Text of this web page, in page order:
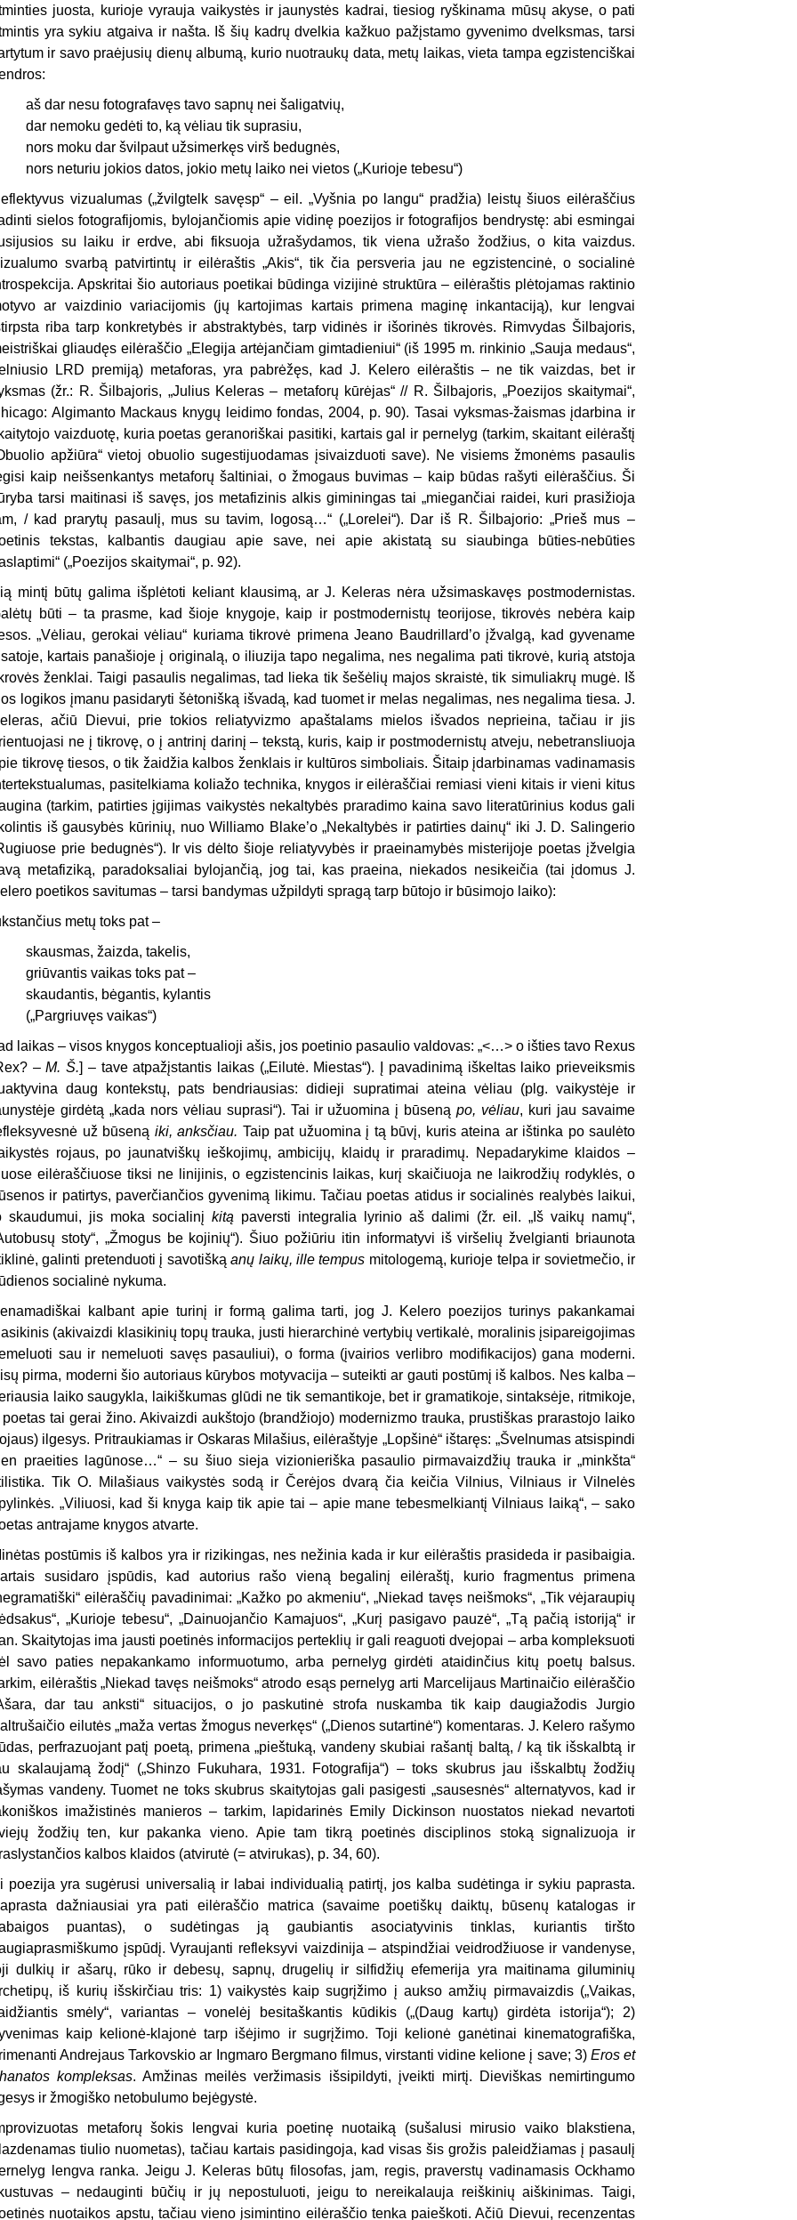
juosta, kurioje vyrauja vaikystės ir jaunystės kadrai, tiesiog ryškinama mūsų akyse, o pati
yra sykiu atgaiva ir našta. Iš šių kadrų dvelkia kažkuo pažįstamo gyvenimo dvelksmas, tarsi
ir savo praėjusių dienų albumą, kurio nuotraukų data, metų laikas, vieta tampa egzistenciškai
aš dar nesu fotografavęs tavo sapnų nei šaligatvių,
dar nemoku gedėti to, ką vėliau tik suprasiu,
nors moku dar švilpaut užsimerkęs virš bedugnės,
nors neturiu jokios datos, jokio metų laiko nei vietos („Kurioje tebesu“)
vizualumas („žvilgtelk savęsp“ – eil. „Vyšnia po langu“ pradžia) leistų šiuos eilėraščius
sielos fotografijomis, bylojančiomis apie vidinę poezijos ir fotografijos bendrystę: abi esmingai
su laiku ir erdve, abi fiksuoja užrašydamos, tik viena užrašo žodžius, o kita vaizdus.
svarbą patvirtintų ir eilėraštis „Akis“, tik čia persveria jau ne egzistencinė, o socialinė
Apskritai šio autoriaus poetikai būdinga vizijinė struktūra – eilėraštis plėtojamas raktinio
ar vaizdinio variacijomis (jų kartojimas kartais primena maginę inkantaciją), kur lengvai
riba tarp konkretybės ir abstraktybės, tarp vidinės ir išorinės tikrovės. Rimvydas Šilbajoris,
gliaudęs eilėraščio „Elegija artėjančiam gimtadieniui“ (iš 1995 m. rinkinio „Sauja medaus“,
LRD premiją) metaforas, yra pabrėžęs, kad J. Kelero eilėraštis – ne tik vaizdas, bet ir
(žr.: R. Šilbajoris, „Julius Keleras – metaforų kūrėjas“ // R. Šilbajoris, „Poezijos skaitymai“,
Algimanto Mackaus knygų leidimo fondas, 2004, p. 90). Tasai vyksmas-žaismas įdarbina ir
vaizduotę, kuria poetas geranoriškai pasitiki, kartais gal ir pernelyg (tarkim, skaitant eilėraštį
apžiūra“ vietoj obuolio sugestijuodamas įsivaizduoti save). Ne visiems žmonėms pasaulis
kaip neišsenkantys metaforų šaltiniai, o žmogaus buvimas – kaip būdas rašyti eilėraščius. Ši
tarsi maitinasi iš savęs, jos metafizinis alkis giminingas tai „miegančiai raidei, kuri prasižioja
/ kad prarytų pasaulį, mus su tavim, logosą…“ („Lorelei“). Dar iš R. Šilbajorio: „Prieš mus –
tekstas, kalbantis daugiau apie save, nei apie akistatą su siaubinga būties-nebūties
(„Poezijos skaitymai“, p. 92).
mintį būtų galima išplėtoti keliant klausimą, ar J. Keleras nėra užsimaskavęs postmodernistas.
būti – ta prasme, kad šioje knygoje, kaip ir postmodernistų teorijose, tikrovės nebėra kaip
„Vėliau, gerokai vėliau“ kuriama tikrovė primena Jeano Baudrillard’o įžvalgą, kad gyvename
kartais panašioje į originalą, o iliuzija tapo negalima, nes negalima pati tikrovė, kurią atstoja
ženklai. Taigi pasaulis negalimas, tad lieka tik šešėlių majos skraistė, tik simuliakrų mugė. Iš
logikos įmanu pasidaryti šėtonišką išvadą, kad tuomet ir melas negalimas, nes negalima tiesa. J.
ačiū Dievui, prie tokios reliatyvizmo apaštalams mielos išvados neprieina, tačiau ir jis
ne į tikrovę, o į antrinį darinį – tekstą, kuris, kaip ir postmodernistų atveju, nebetransliuoja
tikrovę tiesos, o tik žaidžia kalbos ženklais ir kultūros simboliais. Šitaip įdarbinamas vadinamasis
pasitelkiama koliažo technika, knygos ir eilėraščiai remiasi vieni kitais ir vieni kitus
(tarkim, patirties įgijimas vaikystės nekaltybės praradimo kaina savo literatūrinius kodus gali
iš gausybės kūrinių, nuo Williamo Blake’o „Nekaltybės ir patirties dainų“ iki J. D. Salingerio
prie bedugnės“). Ir vis dėlto šioje reliatyvybės ir praeinamybės misterijoje poetas įžvelgia
metafiziką, paradoksaliai bylojančią, jog tai, kas praeina, niekados nesikeičia (tai įdomus J.
poetikos savitumas – tarsi bandymas užpildyti spragą tarp būtojo ir būsimojo laiko):
metų toks pat –
skausmas, žaizda, takelis,
griūvantis vaikas toks pat –
skaudantis, bėgantis, kylantis
(„Pargriuvęs vaikas“)
laikas – visos knygos konceptualioji ašis, jos poetinio pasaulio valdovas: „<…> o išties tavo Rexus
–M. Š.] – tave atpažįstantis laikas („Eilutė. Miestas“). Į pavadinimą iškeltas laiko prieveiksmis
daug kontekstų, pats bendriausias: didieji supratimai ateina vėliau (plg. vaikystėje ir
girdėtą „kada nors vėliau suprasi“). Tai ir užuomina į būsenąpo, vėliau, kuri jau savaime
už būseną iki, anksčiau. Taip pat užuomina į tą būvį, kuris ateina ar ištinka po saulėto
rojaus, po jaunatviškų ieškojimų, ambicijų, klaidų ir praradimų. Nepadarykime klaidos –
eilėraščiuose tiksi ne linijinis, o egzistencinis laikas, kurį skaičiuoja ne laikrodžių rodyklės, o
ir patirtys, paverčiančios gyvenimą likimu. Tačiau poetas atidus ir socialinės realybės laikui,
skaudumui, jis moka socialinį kitą paversti integralia lyrinio aš dalimi (žr. eil. „Iš vaikų namų“,
stoty“, „Žmogus be kojinių“). Šiuo požiūriu itin informatyvi iš viršelių žvelgianti briaunota
galinti pretenduoti į savotiškąanų laikų, ille tempus mitologemą, kurioje telpa ir sovietmečio, ir
socialinė nykuma.
kalbant apie turinį ir formą galima tarti, jog J. Kelero poezijos turinys pakankamai
(akivaizdi klasikinių topų trauka, justi hierarchinė vertybių vertikalė, moralinis įsipareigojimas
sau ir nemeluoti savęs pasauliui), o forma (įvairios verlibro modifikacijos) gana moderni.
pirma, moderni šio autoriaus kūrybos motyvacija – suteikti ar gauti postūmį iš kalbos. Nes kalba –
laiko saugykla, laikiškumas glūdi ne tik semantikoje, bet ir gramatikoje, sintaksėje, ritmikoje,
poetas tai gerai žino. Akivaizdi aukštojo (brandžiojo) modernizmo trauka, prustiškas prarastojo laiko
ilgesys. Pritraukiamas ir Oskaras Milašius, eilėraštyje „Lopšinė“ ištaręs: „Švelnumas atsispindi
praeities lagūnose…“ – su šiuo sieja vizionieriška pasaulio pirmavaizdžių trauka ir „minkšta“
Tik O. Milašiaus vaikystės sodą ir Čerėjos dvarą čia keičia Vilnius, Vilniaus ir Vilnelės
„Viliuosi, kad ši knyga kaip tik apie tai – apie mane tebesmelkiantį Vilniaus laiką“, – sako
antrajame knygos atvarte.
postūmis iš kalbos yra ir rizikingas, nes nežinia kada ir kur eilėraštis prasideda ir pasibaigia.
susidaro įspūdis, kad autorius rašo vieną begalinį eilėraštį, kurio fragmentus primena
eilėraščių pavadinimai: „Kažko po akmeniu“, „Niekad tavęs neišmoks“, „Tik vėjaraupių
„Kurioje tebesu“, „Dainuojančio Kamajuos“, „Kurį pasigavo pauzė“, „Tą pačią istoriją“ ir
Skaitytojas ima jausti poetinės informacijos perteklių ir gali reaguoti dvejopai – arba kompleksuoti
savo paties nepakankamo informuotumo, arba pernelyg girdėti ataidinčius kitų poetų balsus.
eilėraštis „Niekad tavęs neišmoks“ atrodo esąs pernelyg arti Marcelijaus Martinaičio eilėraščio
dar tau anksti“ situacijos, o jo paskutinė strofa nuskamba tik kaip daugiažodis Jurgio
eilutės „maža vertas žmogus neverkęs“ („Dienos sutartinė“) komentaras. J. Kelero rašymo
perfrazuojant patį poetą, primena „pieštuką, vandeny skubiai rašantį baltą, / ką tik išskalbtą ir
skalaujamą žodį“ („Shinzo Fukuhara, 1931. Fotografija“) – toks skubrus jau išskalbtų žodžių
vandeny. Tuomet ne toks skubrus skaitytojas gali pasigesti „sausesnės“ alternatyvos, kad ir
imažistinės manieros – tarkim, lapidarinės Emily Dickinson nuostatos niekad nevartoti
žodžių ten, kur pakanka vieno. Apie tam tikrą poetinės disciplinos stoką signalizuoja ir
kalbos klaidos (atvirutė (= atvirukas), p. 34, 60).
poezija yra sugėrusi universalią ir labai individualią patirtį, jos kalba sudėtinga ir sykiu paprasta.
dažniausiai yra pati eilėraščio matrica (savaime poetiškų daiktų, būsenų katalogas ir
puantas), o sudėtingas ją gaubiantis asociatyvinis tinklas, kuriantis tiršto
įspūdį. Vyraujanti refleksyvi vaizdinija – atspindžiai veidrodžiuose ir vandenyse,
dulkių ir ašarų, rūko ir debesų, sapnų, drugelių ir silfidžių efemerija yra maitinama giluminių
iš kurių išskirčiau tris: 1) vaikystės kaip sugrįžimo į aukso amžių pirmavaizdis („Vaikas,
smėly“, variantas – vonelėj besitaškantis kūdikis („(Daug kartų) girdėta istorija“); 2)
kaip kelionė-klajonė tarp išėjimo ir sugrįžimo. Toji kelionė ganėtinai kinematografiška,
Andrejaus Tarkovskio ar Ingmaro Bergmano filmus, virstanti vidine kelione į save; 3) Eros et
kompleksas. Amžinas meilės veržimasis išsipildyti, įveikti mirtį. Dieviškas nemirtingumo
ir žmogiško netobulumo bejėgystė.
metaforų šokis lengvai kuria poetinę nuotaiką (sušalusi mirusio vaiko blakstiena,
tiulio nuometas), tačiau kartais pasidingoja, kad visas šis grožis paleidžiamas į pasaulį
lengva ranka. Jeigu J. Keleras būtų filosofas, jam, regis, praverstų vadinamasis Ockhamo
– nedauginti būčių ir jų nepostuluoti, jeigu to nereikalauja reiškinių aiškinimas. Taigi,
nuotaikos apstu, tačiau vieno įsimintino eilėraščio tenka paieškoti. Ačiū Dievui, recenzentas